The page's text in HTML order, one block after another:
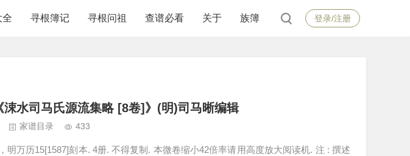
登录/注册
全 寻根簿记 寻根问祖 查谱必看 关于 族簿
水司马氏源流集略 [8卷]》(明)司马晰编辑
家谱目录 433
明万历15[1587]刻本. 4册. 不得复制. 本微卷缩小42倍率请用高度放大阅读机. 注 : 撰述